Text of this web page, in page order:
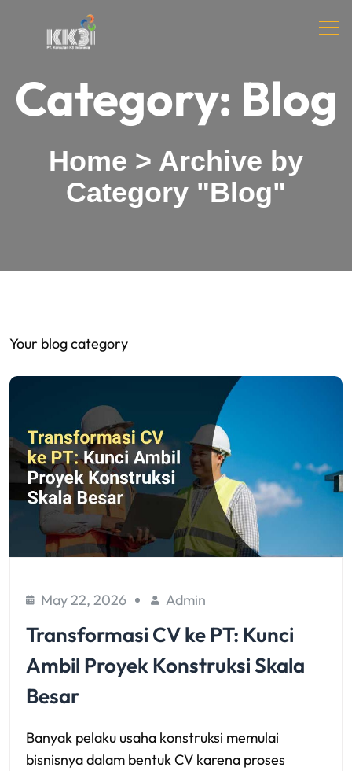
Category: Blog
Home > Archive by
Category "Blog"
Your blog category
May 22, 2026 Admin
Transformasi CV ke PT: Kunci
Ambil Proyek Konstruksi Skala
Besar
Banyak pelaku usaha konstruksi memulai
bisnisnya dalam bentuk CV karena proses